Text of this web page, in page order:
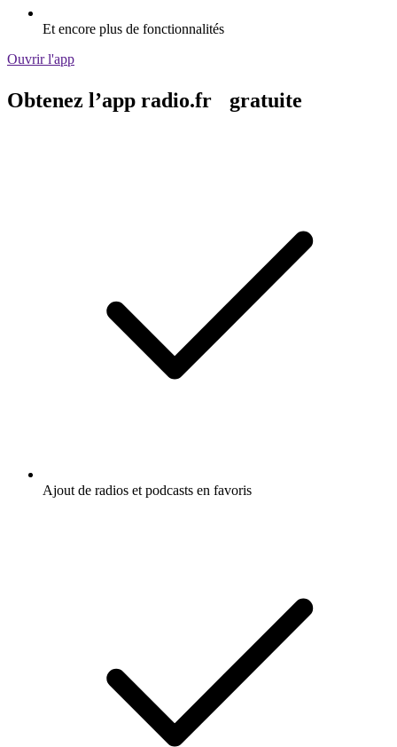
Et encore plus de fonctionnalités
Ouvrir l'app
Obtenez l’app radio.fr gratuite
Ajout de radios et podcasts en favoris